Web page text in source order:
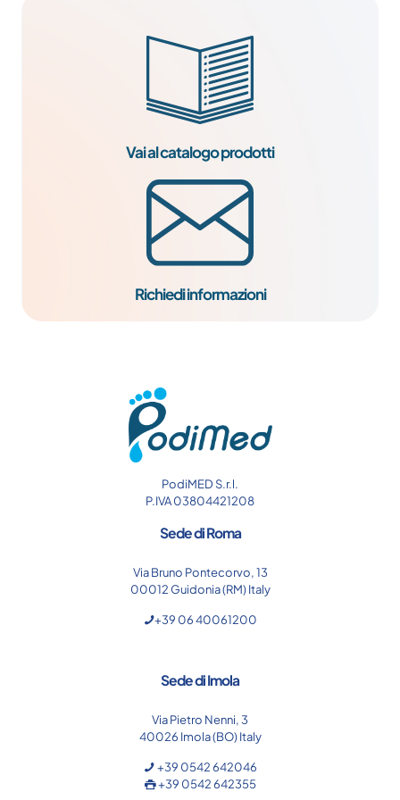
Vai al catalogo prodotti
Richiedi informazioni
PodiMED S.r.l.
P.IVA 03804421208
Sede di Roma
Via Bruno Pontecorvo, 13
00012 Guidonia (RM) Italy
+39 06 40061200
Sede di Imola
Via Pietro Nenni, 3
40026 Imola (BO) Italy
+39 0542 642046
+39 0542 642355